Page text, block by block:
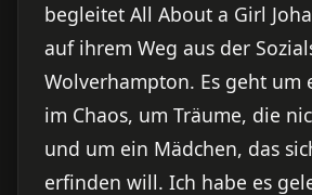
begleitet All About a Girl
auf ihrem Weg aus der
Wolverhampton. Es geht um
im Chaos, um Träume, die
und um ein Mädchen, das
erfinden will. Ich habe es